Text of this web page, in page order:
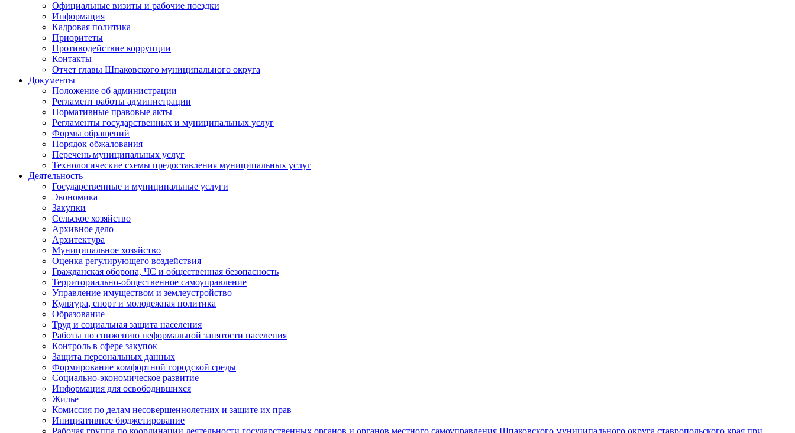
Официальные визиты и рабочие поездки
Информация
Кадровая политика
Приоритеты
Противодействие коррупции
Контакты
Отчет главы Шпаковского муниципального округа
Документы
Положение об администрации
Регламент работы администрации
Нормативные правовые акты
Регламенты государственных и муниципальных услуг
Формы обращений
Порядок обжалования
Перечень муниципальных услуг
Технологические схемы предоставления муниципальных услуг
Деятельность
Государственные и муниципальные услуги
Экономика
Закупки
Сельское хозяйство
Архивное дело
Архитектура
Муниципальное хозяйство
Оценка регулирующего воздействия
Гражданская оборона, ЧС и общественная безопасность
Территориально-общественное самоуправление
Управление имуществом и землеустройство
Культура, спорт и молодежная политика
Образование
Труд и социальная защита населения
Работы по снижению неформальной занятости населения
Контроль в сфере закупок
Защита персональных данных
Формирование комфортной городской среды
Социально-экономическое развитие
Информация для освободившихся
Жилье
Комиссия по делам несовершеннолетних и защите их прав
Инициативное бюджетирование